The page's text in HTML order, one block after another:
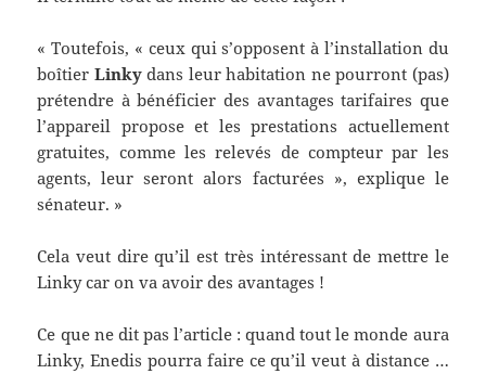
« Toutefois, « ceux qui s’opposent à l’installation du
boîtier Linkydans leur habitation ne pourront (pas)
prétendre à bénéficier des avantages tarifaires que
l’appareil propose et les prestations actuellement
gratuites, comme les relevés de compteur par les
agents, leur seront alors facturées », explique le
sénateur. »
Cela veut dire qu’il est très intéressant de mettre le
Linky car on va avoir des avantages !
Ce que ne dit pas l’article : quand tout le monde aura
Linky, Enedis pourra faire ce qu’il veut à distance …